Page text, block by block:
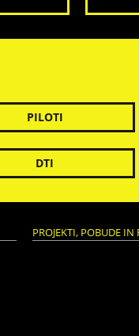
PILOTI
DTI
PROJEKTI, POBUDE IN